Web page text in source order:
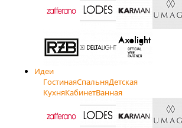
Идеи
ГостинаяСпальняДетская
КухняКабинетВанная